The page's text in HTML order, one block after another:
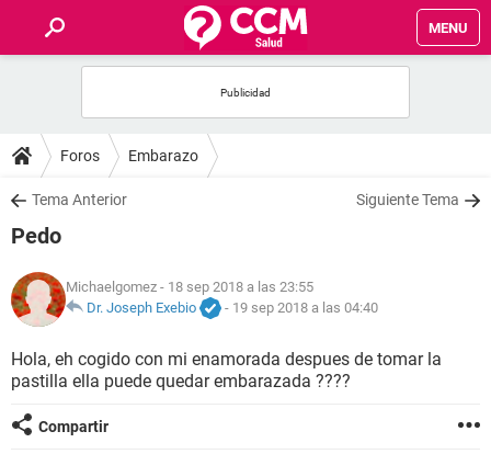
MENU
FOROS
SALUD
NUTRICIÓN
BIENESTAR
SEXUALIDAD
Foros Embarazo
Tema Anterior Siguiente Tema
Pedo
Michaelgomez - 18 sep 2018 a las 23:55
Dr. Joseph Exebio
- 19 sep 2018 a las 04:40
Hola, eh cogido con mi enamorada despues de tomar la
pastilla ella puede quedar embarazada ????
Compartir